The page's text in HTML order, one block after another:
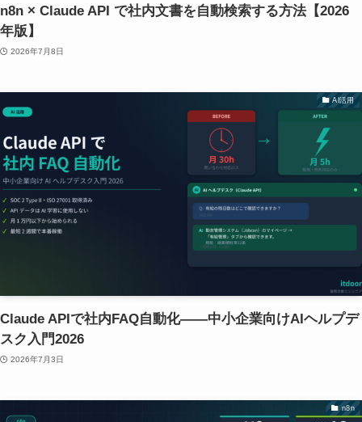
n8n × Claude API で社内文書を自動検索する方法【2026
年版】
2026年7月8日
AI活用
Claude APIで社内FAQ自動化——中小企業向けAIヘルプデ
スク入門2026
2026年7月3日
n8n